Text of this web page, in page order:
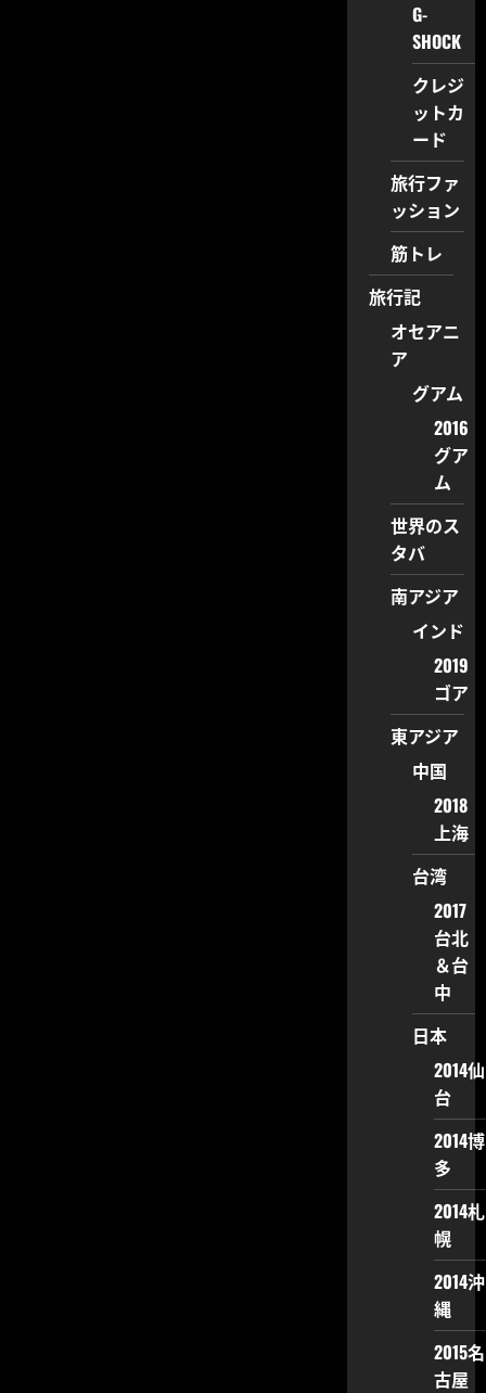
G-
SHOCK
クレジ
ットカ
ード
旅行ファ
ッション
筋トレ
旅行記
オセアニ
ア
グアム
2016
グア
ム
世界のス
タバ
南アジア
インド
2019
ゴア
東アジア
中国
2018
上海
台湾
2017
台北
＆台
中
日本
2014仙
台
2014博
多
2014札
幌
2014沖
縄
2015名
古屋